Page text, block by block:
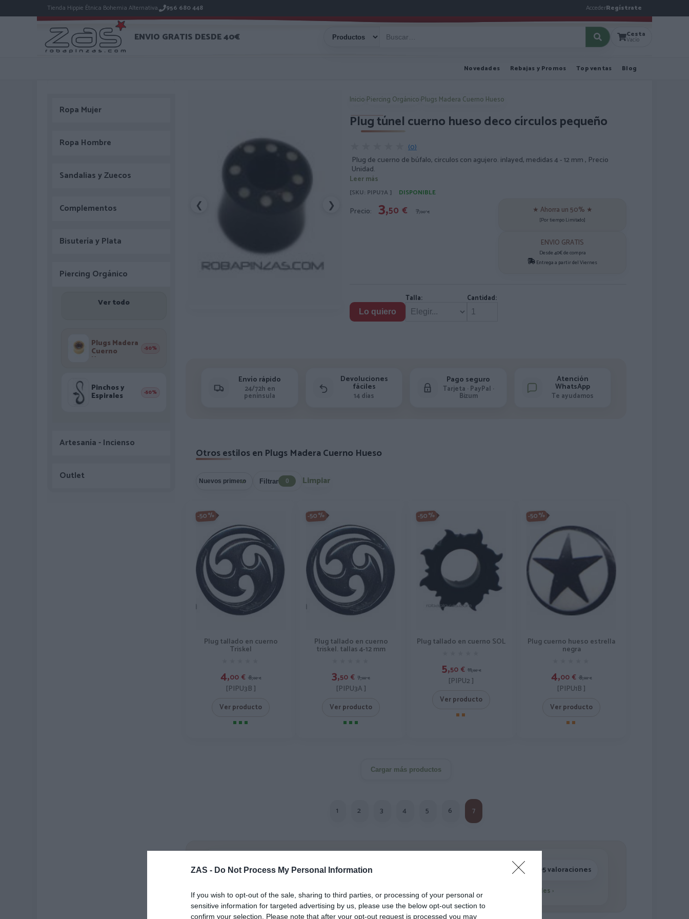
ZAS - Do Not Process My Personal Information
If you wish to opt-out of the sale, sharing to third parties, or processing of your personal or
sensitive information for targeted advertising by us, please use the below opt-out section to
confirm your selection. Please note that after your opt-out request is processed you may
Tienda Hippie Étnica Bohemia Alternativa. 956 680 448 AccederRegístrate
ENVIO GRATIS DESDE 40€ Cesta
Vacío
Novedades Rebajas y Promos Top ventas Blog
Ropa Mujer
Ropa Hombre
Sandalias y Zuecos
Complementos
Bisutería y Plata
Piercing Orgánico
Ver todo
Plugs Madera
Cuerno
Hueso
-50%
Pinchos y
Espirales -50%
Artesanía - Incienso
Outlet
❮ ❯
Inicio Piercing Orgánico Plugs Madera Cuerno Hueso
Plug túnel cuerno hueso deco círculos pequeño
(0)
Plug de cuerno de búfalo, circulos con agujero. inlayed, medidas 4 - 12 mm , Precio
Unidad.
Leer más
[SKU: PIPU7A ] DISPONIBLE
★ Ahorra un 50% ★
[Por tiempo Limitado]
ENVIO GRATIS
Desde 40€ de compra
Entrega a partir del Viernes
Precio: 3,50 € 7,00 €
Lo quiero
Talla: Cantidad:
Envío rápido
24/72h en
península
Devoluciones
fáciles
14 días
Pago seguro
Tarjeta · PayPal ·
Bizum
Atención
WhatsApp
Te ayudamos
Otros estilos en Plugs Madera Cuerno Hueso
Filtrar 0 Limpiar
-50%
Plug tallado en cuerno
Triskel
4,00 € 8,00 €
[PIPU3B ]
Ver producto
-50%
Plug tallado en cuerno
triskel. tallas 4-12 mm
3,50 € 7,00 €
[PIPU3A ]
Ver producto
-50%
Plug tallado en cuerno SOL
5,50 € 11,00 €
[PIPU2 ]
Ver producto
-50%
Plug cuerno hueso estrella
negra
4,00 € 8,00 €
[PIPU1B ]
Ver producto
Cargar más productos
1 2 3 4 5 6 7
Casi 3 décadas vistiendo almas libres con piezas auténticas traídas directamente
4,7/5 · 1.195 valoraciones
Ver detalles ›